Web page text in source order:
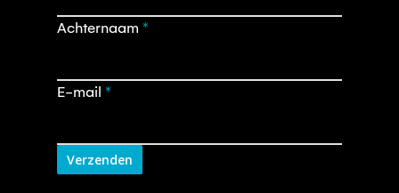
Achternaam *
E-mail *
Verzenden